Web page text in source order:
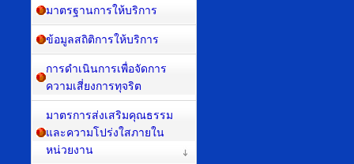
มาตรฐานการให้บริการ
ข้อมูลสถิติการให้บริการ
การดำเนินการเพื่อจัดการ
ความเสี่ยงการทุจริต
มาตรการส่งเสริมคุณธรรม
และความโปร่งใสภายใน
หน่วยงาน